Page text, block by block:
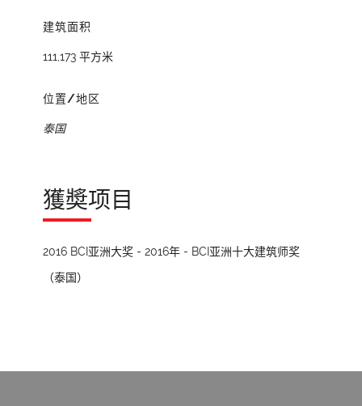
建筑面积
111,173 平方米
位置/地区
泰国
獲奬项目
2016 BCI亚洲大奖 - 2016年 - BCI亚洲十大建筑师奖
（泰国）